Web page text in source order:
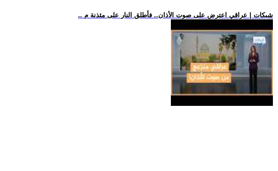
.. شبكات | عراقي اعترض على صوت الأذان.. فأطلق النار على مئذنة م